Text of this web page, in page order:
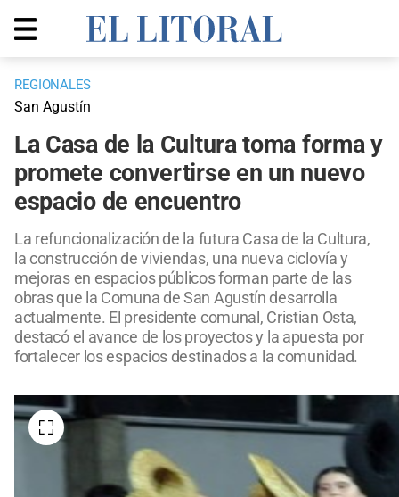
REGIONALES
San Agustín
La Casa de la Cultura toma forma y
promete convertirse en un nuevo
espacio de encuentro
La refuncionalización de la futura Casa de la Cultura,
la construcción de viviendas, una nueva ciclovía y
mejoras en espacios públicos forman parte de las
obras que la Comuna de San Agustín desarrolla
actualmente. El presidente comunal, Cristian Osta,
destacó el avance de los proyectos y la apuesta por
fortalecer los espacios destinados a la comunidad.